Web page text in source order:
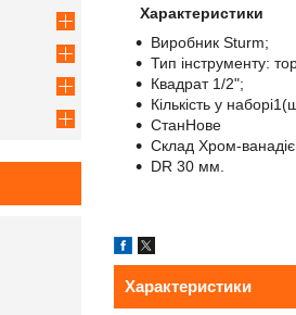
Характеристики
Виробник Sturm;
Тип інструменту:
Квадрат 1/2";
Кількість у
СтанНове
Склад Хром-
DR 30 мм.
Характеристики